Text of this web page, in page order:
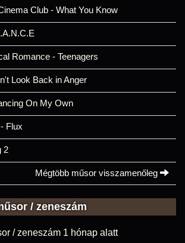
Club - What You Know
Romance - Teenagers
Look Back in Anger
On My Own
Flux
2
Mégtöbb műsor visszamenőleg
/ zeneszám
/ zeneszám 1 hónap alatt